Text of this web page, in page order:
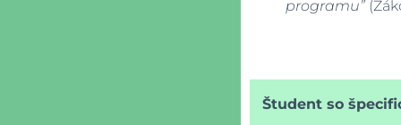
programu”
Študent so